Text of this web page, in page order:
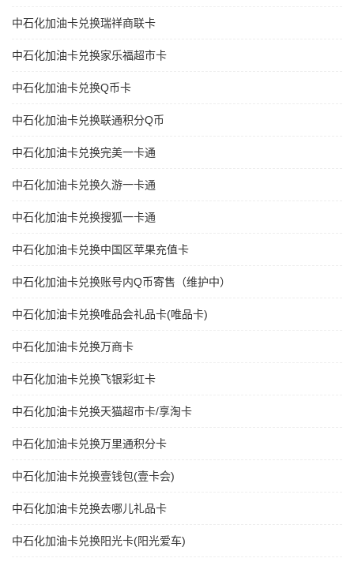
中石化加油卡兑换瑞祥商联卡
中石化加油卡兑换家乐福超市卡
中石化加油卡兑换Q币卡
中石化加油卡兑换联通积分Q币
中石化加油卡兑换完美一卡通
中石化加油卡兑换久游一卡通
中石化加油卡兑换搜狐一卡通
中石化加油卡兑换中国区苹果充值卡
中石化加油卡兑换账号内Q币寄售（维护中）
中石化加油卡兑换唯品会礼品卡(唯品卡)
中石化加油卡兑换万商卡
中石化加油卡兑换飞银彩虹卡
中石化加油卡兑换天猫超市卡/享淘卡
中石化加油卡兑换万里通积分卡
中石化加油卡兑换壹钱包(壹卡会)
中石化加油卡兑换去哪儿礼品卡
中石化加油卡兑换阳光卡(阳光爱车)